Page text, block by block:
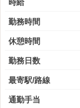
時給
勤務時間
休憩時間
勤務日数
最寄駅/路線
通勤手当